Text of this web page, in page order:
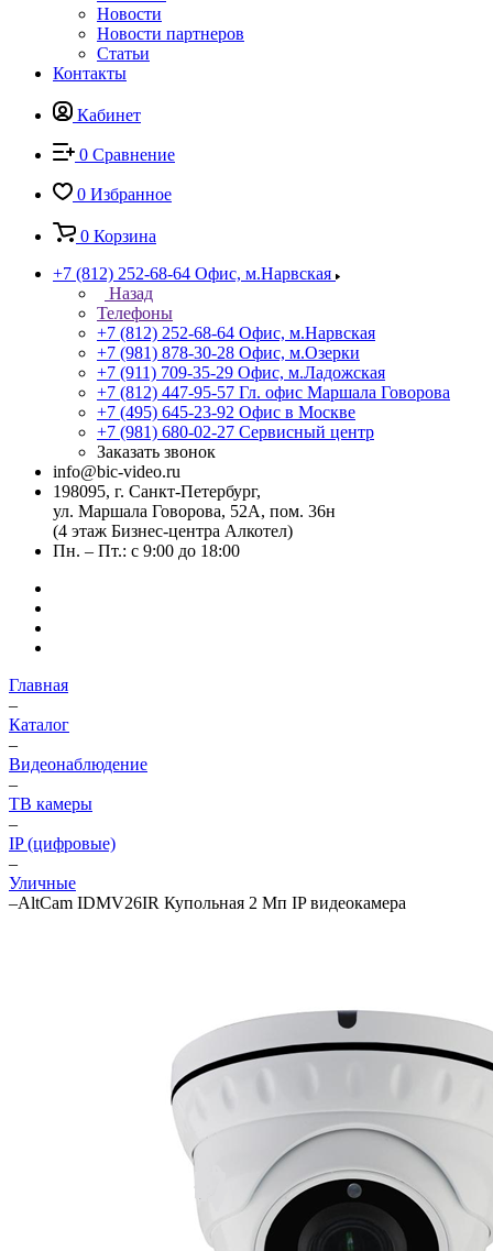
Новости
Новости партнеров
Статьи
Контакты
Кабинет
0 Сравнение
0 Избранное
0 Корзина
+7 (812) 252-68-64 Офис, м.Нарвская
Назад
Телефоны
+7 (812) 252-68-64 Офис, м.Нарвская
+7 (981) 878-30-28 Офис, м.Озерки
+7 (911) 709-35-29 Офис, м.Ладожская
+7 (812) 447-95-57 Гл. офис Маршала Говорова
+7 (495) 645-23-92 Офис в Москве
+7 (981) 680-02-27 Сервисный центр
Заказать звонок
info@bic-video.ru
198095, г. Санкт-Петербург,
ул. Маршала Говорова, 52А, пом. 36н
(4 этаж Бизнес-центра Алкотел)
Пн. – Пт.: с 9:00 до 18:00
Главная
–
Каталог
–
Видеонаблюдение
–
ТВ камеры
–
IP (цифровые)
–
Уличные
–AltCam IDMV26IR Купольная 2 Мп IP видеокамера